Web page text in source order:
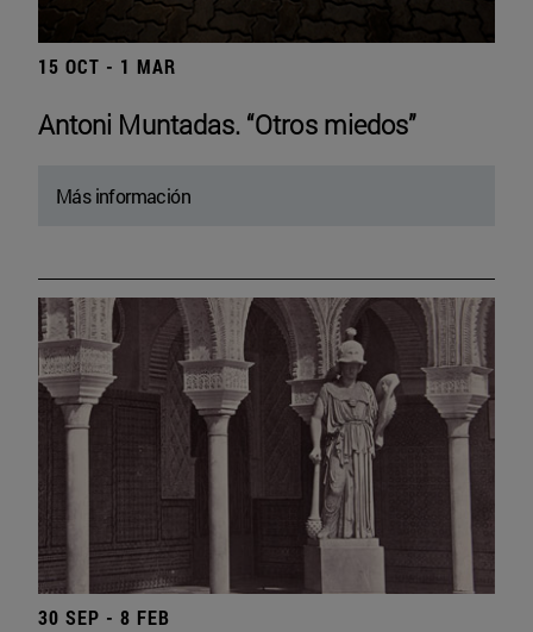
15 OCT - 1 MAR
Antoni Muntadas. “Otros miedos”
Más información
30 SEP - 8 FEB